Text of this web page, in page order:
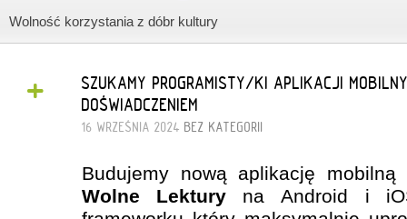
Wolność korzystania z dóbr kultury
+
SZUKAMY PROGRAMISTY/KI APLIKACJI
DOŚWIADCZENIEM
16 WRZEŚNIA 2024 BEZ KATEGORII
Budujemy nową aplikację mobilną
Wolne Lektury na Android i